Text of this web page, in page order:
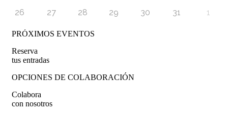
26 27 28 29 30 31 1
PRÓXIMOS EVENTOS
Reserva
tus entradas
OPCIONES DE COLABORACIÓN
Colabora
con nosotros